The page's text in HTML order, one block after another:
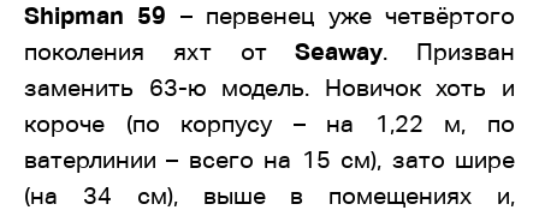
Shipman 59 – первенец уже четвёртого
поколения яхт отSeaway. Призван
заменить 63-ю модель. Новичок хоть и
короче (по корпусу – на 1,22 м, по
ватерлинии – всего на 15 см), зато шире
(на 34 см), выше в помещениях и,